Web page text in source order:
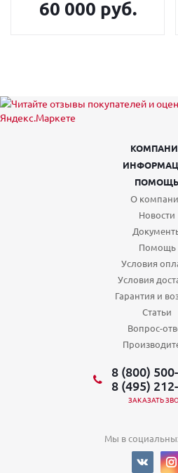
60 000 руб.
ПОМОЩЬ
О
Новости
Помощь
Условия
Условия
Гарантия и
Статьи
Вопрос-
8 (800)
8 (495)
ЗАКАЗАТЬ
Мы в